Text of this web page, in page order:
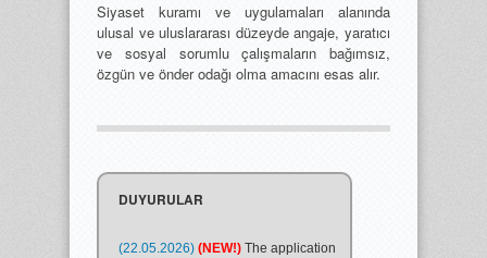
Siyaset kuramı ve uygulamaları alanında
ulusal ve uluslararası düzeyde angaje, yaratıcı
ve sosyal sorumlu çalışmaların bağımsız,
özgün ve önder odağı olma amacını esas alır.
DUYURULAR
(22.05.2026) (NEW!) The application